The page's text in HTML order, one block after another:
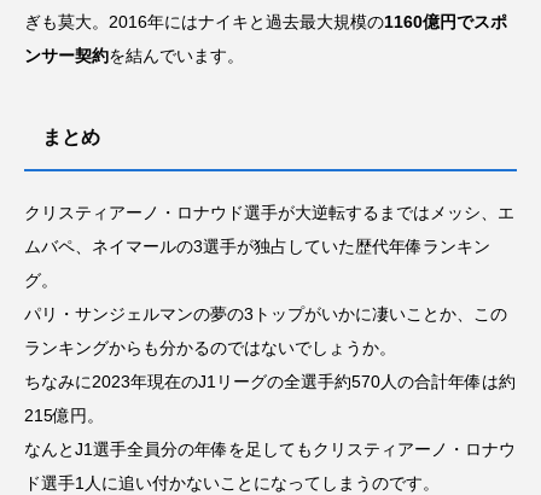
ぎも莫大。2016年にはナイキと過去最大規模の1160億円でスポ
ンサー契約を結んでいます。
まとめ
クリスティアーノ・ロナウド選手が大逆転するまではメッシ、エ
ムバペ、ネイマールの3選手が独占していた歴代年俸ランキン
グ。
パリ・サンジェルマンの夢の3トップがいかに凄いことか、この
ランキングからも分かるのではないでしょうか。
ちなみに2023年現在のJ1リーグの全選手約570人の合計年俸は約
215億円。
なんとJ1選手全員分の年俸を足してもクリスティアーノ・ロナウ
ド選手1人に追い付かないことになってしまうのです。